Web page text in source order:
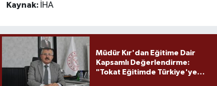
Kaynak: İHA
Müdür Kır'dan Eğitime Dair
Kapsamlı Değerlendirme:
"Tokat Eğitimde Türkiye'ye